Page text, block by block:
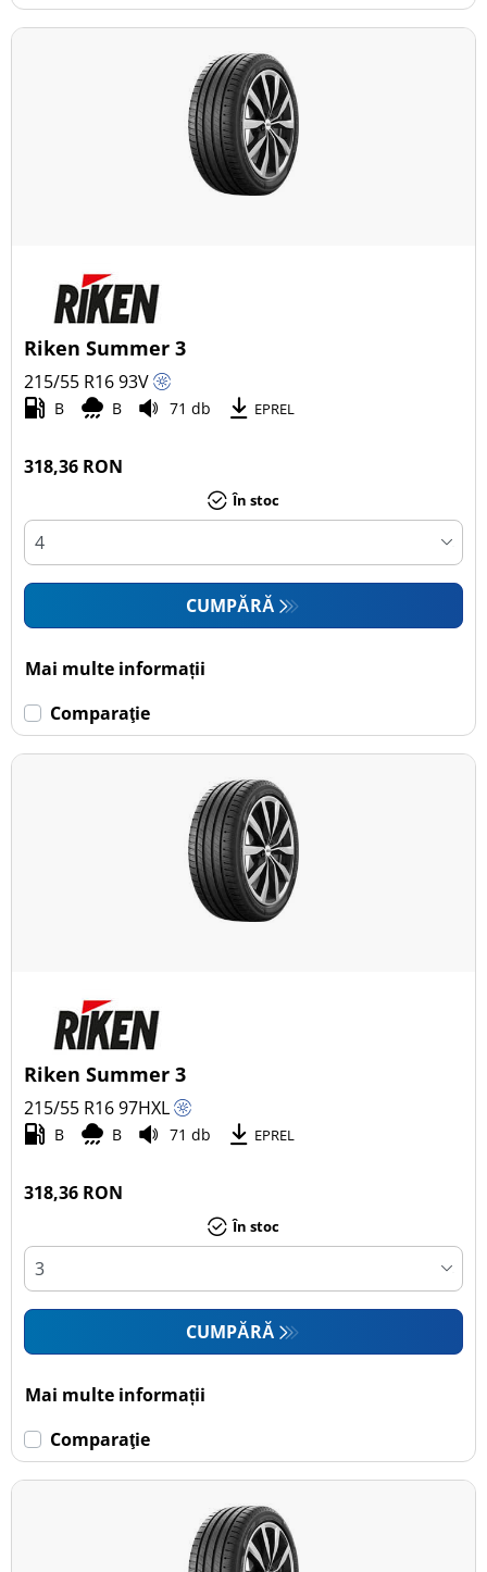
Riken Summer 3
215/55 R1693V
B B 71 db EPREL
318,36 RON
În stoc
CUMPĂRĂ
Mai multe informații
Comparaţie
Riken Summer 3
215/55 R1697HXL
B B 71 db EPREL
318,36 RON
În stoc
CUMPĂRĂ
Mai multe informații
Comparaţie